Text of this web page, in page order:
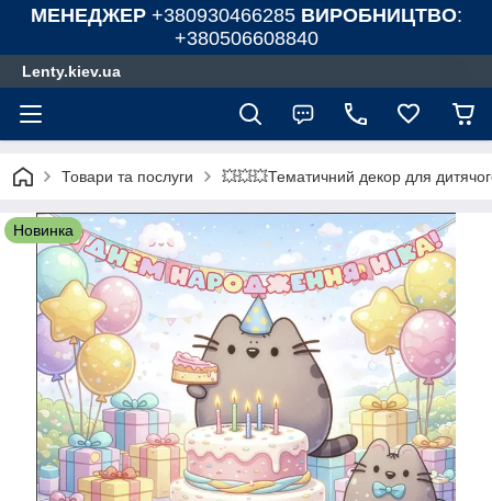
МЕНЕДЖЕР +380930466285 ВИРОБНИЦТВО:
+380506608840
Lenty.kiev.ua
Товари та послуги 💥💥💥Тематичний декор для
Новинка